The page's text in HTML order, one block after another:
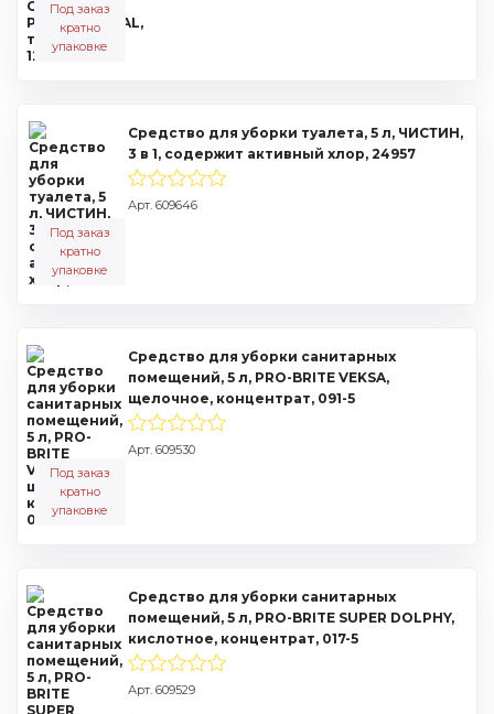
Под заказ
кратно
упаковке
Средство для уборки туалета, 5 л, ЧИСТИН,
3 в 1, содержит активный хлор, 24957
Арт. 609646
Под заказ
кратно
упаковке
Средство для уборки санитарных
помещений, 5 л, PRO-BRITE VEKSA,
щелочное, концентрат, 091-5
Арт. 609530
Под заказ
кратно
упаковке
Средство для уборки санитарных
помещений, 5 л, PRO-BRITE SUPER DOLPHY,
кислотное, концентрат, 017-5
Арт. 609529